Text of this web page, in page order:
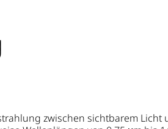
zwischen sichtbarem Licht